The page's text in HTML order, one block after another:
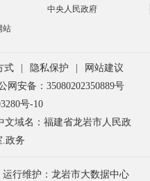
中央人民政府
站
式 隐私保护
网站建议
网安备：35080202350889号
号-10
文域名：福建省龙岩市人民政
.政务
运行维护：龙岩市大数据中心